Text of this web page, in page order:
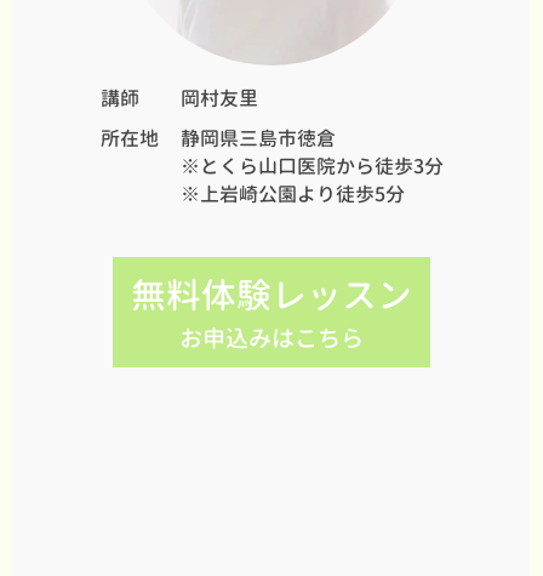
講師
岡村友里
所在地
静岡県三島市徳倉
※とくら山口医院から徒歩3分
※上岩崎公園より徒歩5分
無料体験レッスン
お申込みはこちら